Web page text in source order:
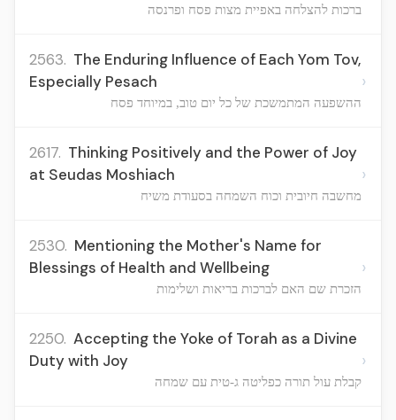
ברכות להצלחה באפיית מצות פסח ופרנסה
2563. The Enduring Influence of Each Yom Tov,
Especially Pesach
ההשפעה המתמשכת של כל יום טוב, במיוחד פסח
›
2617. Thinking Positively and the Power of Joy
at Seudas Moshiach
מחשבה חיובית וכוח השמחה בסעודת משיח
›
2530. Mentioning the Mother's Name for
Blessings of Health and Wellbeing
הזכרת שם האם לברכות בריאות ושלימות
›
2250. Accepting the Yoke of Torah as a Divine
Duty with Joy
קבלת עול תורה כפליטה ג-טית עם שמחה
›